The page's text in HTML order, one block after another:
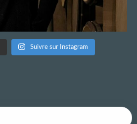
Suivre sur Instagram